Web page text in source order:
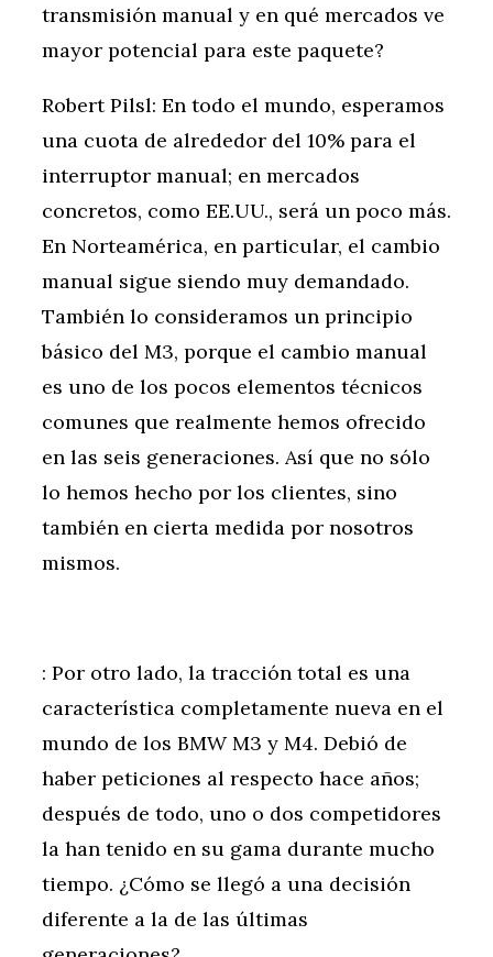
transmisión manual y en qué mercados ve
mayor potencial para este paquete?
Robert Pilsl: En todo el mundo, esperamos
una cuota de alrededor del 10% para el
interruptor manual; en mercados
concretos, como EE.UU., será un poco más.
En Norteamérica, en particular, el cambio
manual sigue siendo muy demandado.
También lo consideramos un principio
básico del M3, porque el cambio manual
es uno de los pocos elementos técnicos
comunes que realmente hemos ofrecido
en las seis generaciones. Así que no sólo
lo hemos hecho por los clientes, sino
también en cierta medida por nosotros
mismos.
: Por otro lado, la tracción total es una
característica completamente nueva en el
mundo de los BMW M3 y M4. Debió de
haber peticiones al respecto hace años;
después de todo, uno o dos competidores
la han tenido en su gama durante mucho
tiempo. ¿Cómo se llegó a una decisión
diferente a la de las últimas